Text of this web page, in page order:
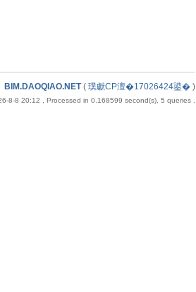
BIM.DAOQIAO.NET( 璞獻CP澶�17026424鍙� )
8-8 20:12 , Processed in 0.168599 second(s), 5 queries .